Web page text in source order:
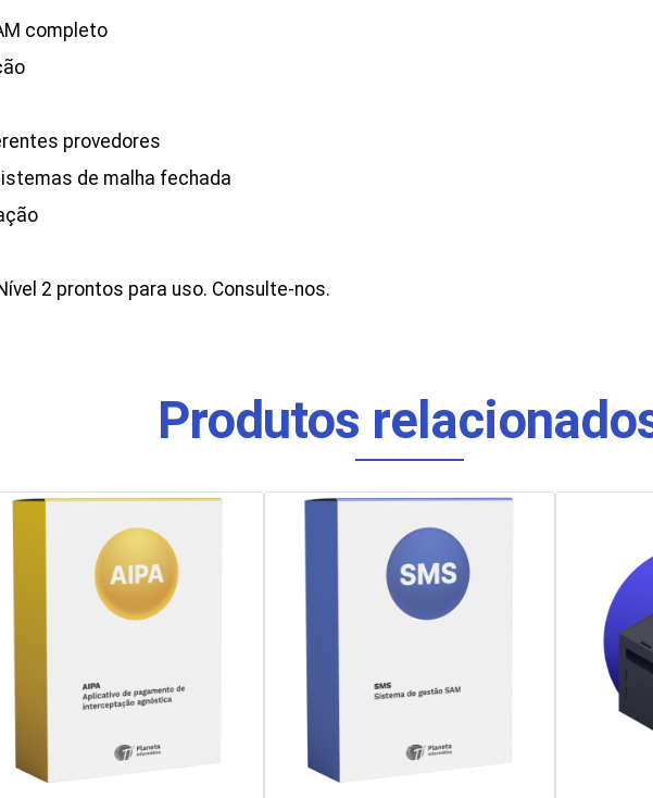
completo
provedores
de malha fechada
2 prontos para uso. Consulte-nos.
Produtos